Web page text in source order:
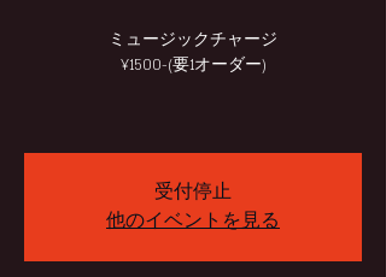
ミュージックチャージ
¥1500-(要1オーダー)
受付停止
他のイベントを見る